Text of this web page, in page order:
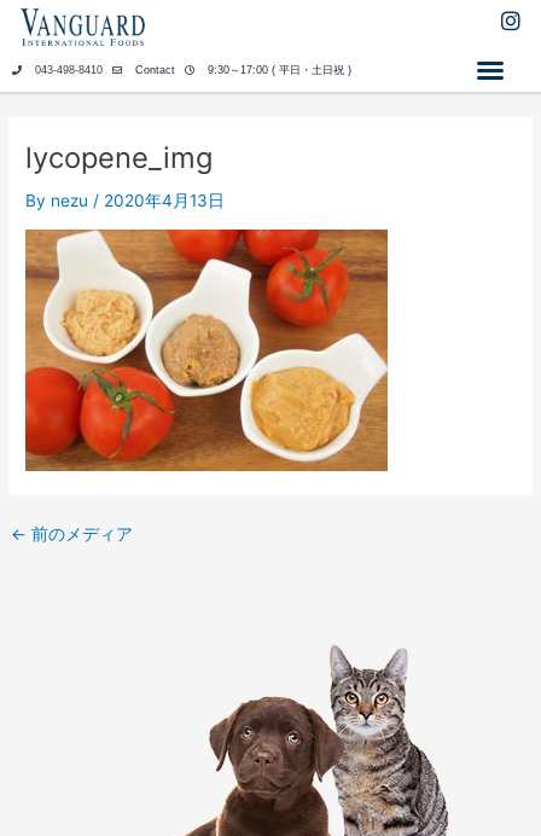
ス
I
043-498-8410 Contact 9:30～17:00 ( 平日・土日祝 )
lycopene_img
By nezu / 2020年4月13日
← 前のメディア